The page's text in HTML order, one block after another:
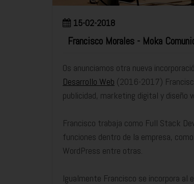
15-02-2018
Francisco Morales - Moka
Os anunciamos otra nueva
Desarrollo Web (2016-2017)
publicidad, marketing digital y diseño
Francisco trabaja como Full Stack
funciones dentro de la empresa,
WordPress entre otras.
Igualmente Francisco se incorpora